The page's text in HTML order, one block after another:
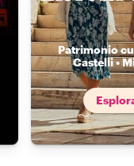
Patrimonio
Castelli •